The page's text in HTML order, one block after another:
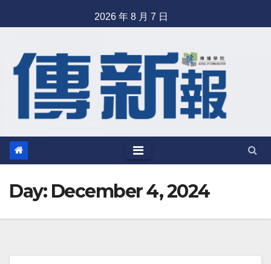
to
2026 年 8 月 7 日
Day: December 4, 2024